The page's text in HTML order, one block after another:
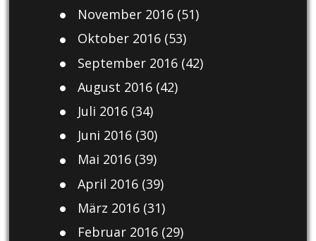
November 2016(51)
Oktober 2016(53)
September 2016(42)
August 2016(42)
Juli 2016(34)
Juni 2016(30)
Mai 2016(39)
April 2016(39)
März 2016(31)
Februar 2016(29)